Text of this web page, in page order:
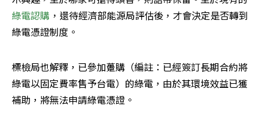
綠電認購 ，還待經濟部能源局評估後，才會決定是否轉到
綠電憑證制度。
標檢局也解釋，已參加躉購（編註：已經簽訂長期合約將
綠電以固定費率售予台電）的綠電，由於其環境效益已獲
補助，將無法申請綠電憑證。